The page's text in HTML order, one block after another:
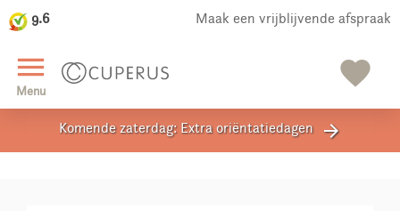
9.6 Maak een vrijblijvende afspraak
menu
Menu favorite
close
Komende zaterdag: Extra oriëntatiedagen arrow_forward